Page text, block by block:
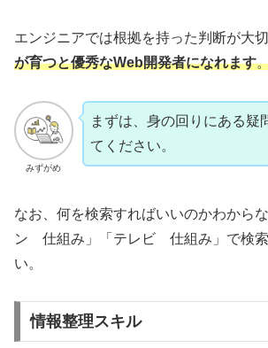
エンジニアでは根拠を持った判断が大切
が育つと優秀なWeb開発者になれます
みずがめ
まずは、身の回りにある疑
てください。
なお、何を検索すればいいのかわから
ン 仕組み」「テレビ 仕組み」で検索
い。
情報整理スキル